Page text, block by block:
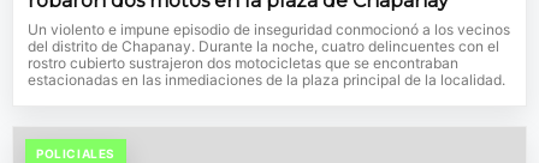
Un violento e impune episodio de inseguridad conmocionó a los vecinos
del distrito de Chapanay. Durante la noche, cuatro delincuentes con el
rostro cubierto sustrajeron dos motocicletas que se encontraban
estacionadas en las inmediaciones de la plaza principal de la localidad.
POLICIALES